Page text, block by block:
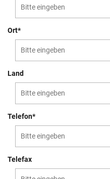
Ort*
Land
Telefon*
Telefax